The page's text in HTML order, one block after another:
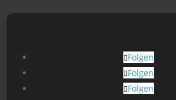
Folgen
Folgen
Folgen